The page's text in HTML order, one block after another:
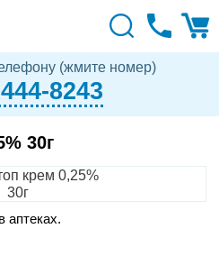
(жмите номер)
8243
30г
аптеках.